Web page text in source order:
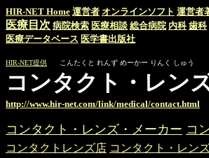
HIR-NET Home 運営者 オンラインソフト 運営者
医療目次 病院検索 医療相談 総合病院 内科 歯科
医療データベース 医学書出版社
HIR-NET提供 こんたくと れんず めーかー りんく しゅう
コンタクト・レン
http://www.hir-net.com/link/medical/contact.html
コンタクト・レンズ・メーカー コ
コンタクトレンズ店 コンタクト・レン